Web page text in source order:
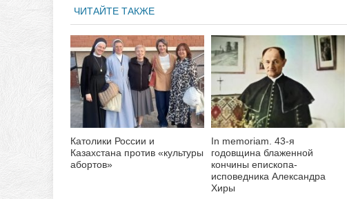
ЧИТАЙТЕ ТАКЖЕ
Католики России и
Казахстана против «культуры
абортов»
In memoriam. 43-я
годовщина блаженной
кончины епископа-
исповедника Александра
Хиры